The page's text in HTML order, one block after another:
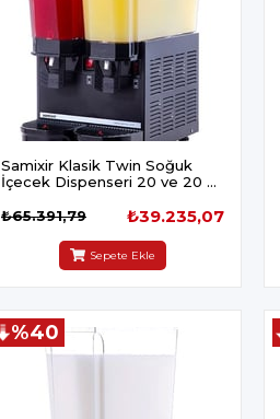
Samixir Klasik Twin Soğuk
İçecek Dispenseri 20 ve 20 L
₺39.235,07
₺65.391,79
Sepete Ekle
%40